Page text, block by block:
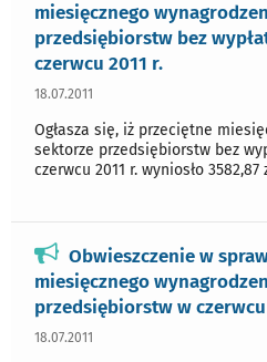
miesięcznego
przedsiębiorstw bez
czerwcu 2011 r.
18.07.2011
Ogłasza się, iż przeciętne
sektorze przedsiębiorstw bez
czerwcu 2011 r. wyniosło 3582,87
Obwieszczenie w
miesięcznego
przedsiębiorstw w czerwcu
18.07.2011